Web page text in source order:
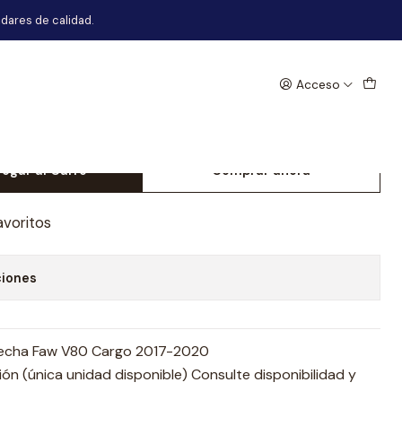
Acceso
de calidad.
2020
Derecha Faw V80
al Carro Comprar ahora
Faw V80 Cargo 2017-2020
(única unidad disponible) Consulte disponibilidad y